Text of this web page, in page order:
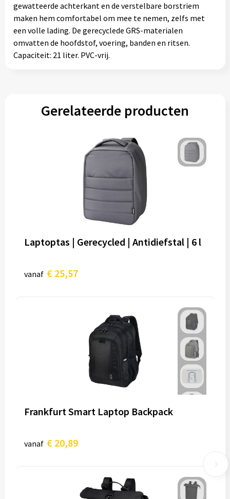
gewatteerde achterkant en de verstelbare borstriem
maken hem comfortabel om mee te nemen, zelfs met
een volle lading. De gerecyclede GRS-materialen
omvatten de hoofdstof, voering, banden en ritsen.
Capaciteit: 21 liter. PVC-vrij.
Gerelateerde producten
Laptoptas | Gerecycled | Antidiefstal | 6 l
vanaf € 25,57
Frankfurt Smart Laptop Backpack
vanaf € 20,89